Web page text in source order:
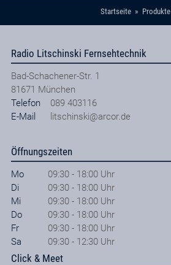
Startseite Produkte
Radio Litschinski Fernsehtechnik
Bad-Schachener-Str. 1
81671 München
Telefon
089 403116
E-Mail
litschinski@arcor.de
Öffnungszeiten
Mo
09:30 - 18:00 Uhr
Di
09:30 - 18:00 Uhr
Mi
09:30 - 18:00 Uhr
Do
09:30 - 18:00 Uhr
Fr
09:30 - 18:00 Uhr
Sa
09:30 - 12:30 Uhr
Click & Meet